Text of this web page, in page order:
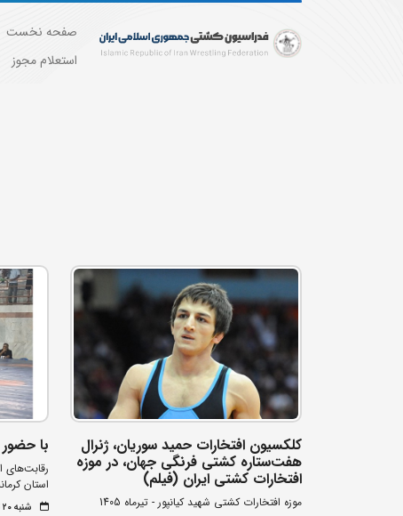
صفحه نخست
استعلام مجوز
کلکسیون افتخارات حمید سوریان، ژنرال
هفت‌ستاره کشتی فرنگی جهان، در موزه
افتخارات کشتی ایران (فیلم)
موزه افتخارات کشتی شهید کیانپور - تیرماه 1405
با حضور ۹۰ کشتی‌گیر؛
رقابت‌های
استان
شنبه ۲۰ تیر ۱۴۰۵